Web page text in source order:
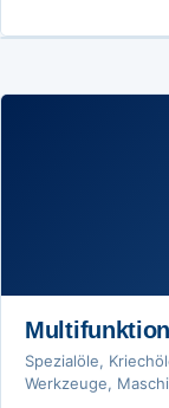
Spezialöle,
Werkzeuge,